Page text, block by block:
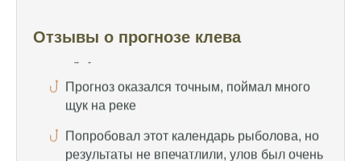
Отзывы о прогнозе клева
Попробовал этот календарь рыболова, но
результаты не впечатлили, улов был очень
скромным
отлично, уловил карпа и налима